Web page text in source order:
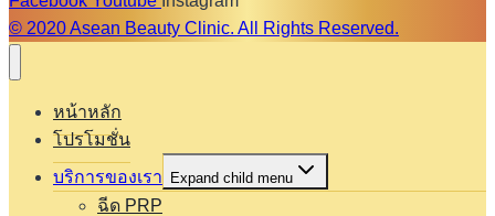
© 2020 Asean Beauty Clinic. All Rights Reserved.
หน้าหลัก
โปรโมชั่น
บริการของเรา Expand child menu
ฉีด PRP